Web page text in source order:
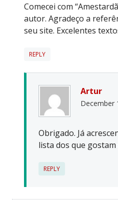
Comecei com
autor. Agradeço a
seu site. Excelentes
REPLY
Artur
December
Obrigado. Já
lista dos que gostam
REPLY